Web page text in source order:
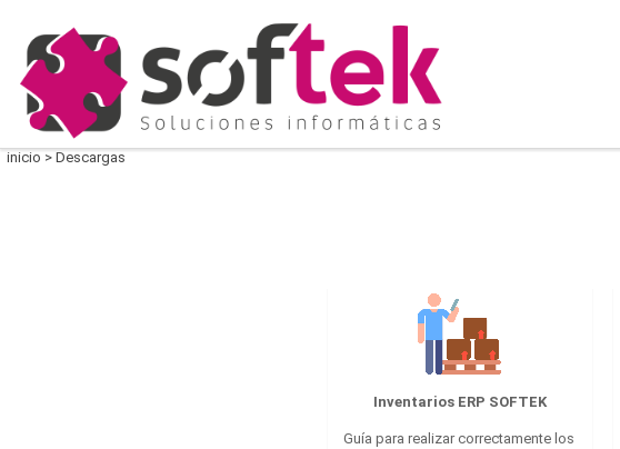
inicio >Descargas
Inventarios ERP SOFTEK
Guía para realizar correctamente los